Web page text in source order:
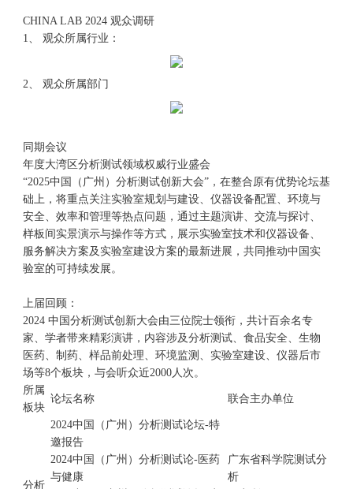
CHINA LAB 2024 观众调研
1、 观众所属行业：
2、 观众所属部门
同期会议
年度大湾区分析测试领域权威行业盛会
“2025中国（广州）分析测试创新大会”，在整合原有优势论坛基
础上，将重点关注实验室规划与建设、仪器设备配置、环境与
安全、效率和管理等热点问题，通过主题演讲、交流与探讨、
样板间实景演示与操作等方式，展示实验室技术和仪器设备、
服务解决方案及实验室建设方案的最新进展，共同推动中国实
验室的可持续发展。
上届回顾：
2024 中国分析测试创新大会由三位院士领衔，共计百余名专
家、学者带来精彩演讲，内容涉及分析测试、食品安全、生物
医药、制药、样品前处理、环境监测、实验室建设、仪器后市
场等8个板块，与会听众近2000人次。
所属
板块
论坛名称 联合主办单位
分析
2024中国（广州）分析测试论坛-特
邀报告
广东省科学院测试分
析
2024中国（广州）分析测试论-医药
与健康